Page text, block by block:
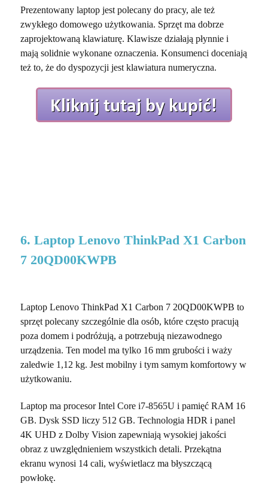
Prezentowany laptop jest polecany do pracy, ale też
zwykłego domowego użytkowania. Sprzęt ma dobrze
zaprojektowaną klawiaturę. Klawisze działają płynnie i
mają solidnie wykonane oznaczenia. Konsumenci doceniają
też to, że do dyspozycji jest klawiatura numeryczna.
6. Laptop Lenovo ThinkPad X1 Carbon
7 20QD00KWPB
Laptop Lenovo ThinkPad X1 Carbon 7 20QD00KWPB to
sprzęt polecany szczególnie dla osób, które często pracują
poza domem i podróżują, a potrzebują niezawodnego
urządzenia. Ten model ma tylko 16 mm grubości i waży
zaledwie 1,12 kg. Jest mobilny i tym samym komfortowy w
użytkowaniu.
Laptop ma procesor Intel Core i7-8565U i pamięć RAM 16
GB. Dysk SSD liczy 512 GB. Technologia HDR i panel
4K UHD z Dolby Vision zapewniają wysokiej jakości
obraz z uwzględnieniem wszystkich detali. Przekątna
ekranu wynosi 14 cali, wyświetlacz ma błyszczącą
powłokę.